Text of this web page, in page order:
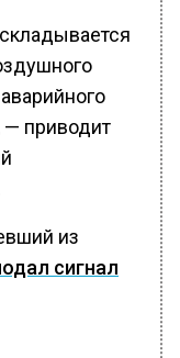
— приводит
из
сигнал